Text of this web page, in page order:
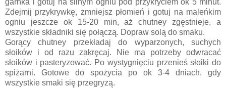
garnka i gotuj na silnym ogniu pod przykryciem ok 5 minut.
Zdejmij przykrywkę, zmniejsz płomień i gotuj na maleńkim
ogniu jeszcze ok 15-20 min, aż chutney zgęstnieje, a
wszystkie składniki się połączą. Dopraw solą do smaku.
Gorący chutney przekładaj do wyparzonych, suchych
słoików i od razu zakręcaj. Nie ma potrzeby odwracać
słoików i pasteryzować. Po wystygnięciu przenieś słoiki do
spiżarni. Gotowe do spożycia po ok 3-4 dniach, gdy
wszystkie smaki się przegryzą.